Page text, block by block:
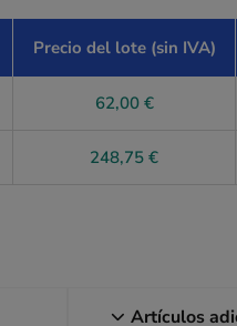
Precio del lote (sin IVA)
62,00 €
248,75 €
Artículos